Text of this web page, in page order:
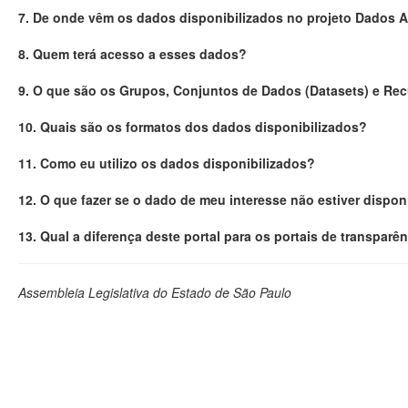
7. De onde vêm os dados disponibilizados no projeto Dados
8. Quem terá acesso a esses dados?
9. O que são os Grupos, Conjuntos de Dados (Datasets) e
10. Quais são os formatos dos dados disponibilizados?
11. Como eu utilizo os dados disponibilizados?
12. O que fazer se o dado de meu interesse não estiver
13. Qual a diferença deste portal para os portais de
Assembleia Legislativa do Estado de São Paulo